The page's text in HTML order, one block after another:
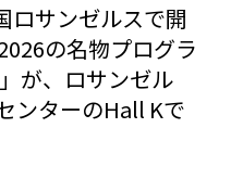
ロサンゼルスで開
の名物プログラ
が、ロサンゼル
ンターのHall Kで